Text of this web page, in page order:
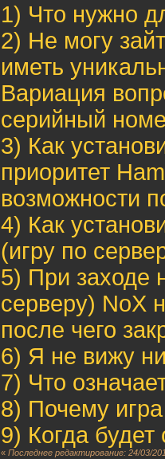
1) Что нужно
2) Не могу
иметь
Вариация
серийный
3) Как
приоритет
возможности
4) Как
(игру по
5) При заходе
серверу) NoX
после чего
6) Я не вижу
7) Что
8) Почему
9) Когда
«Последнее редактирование: 24/03/